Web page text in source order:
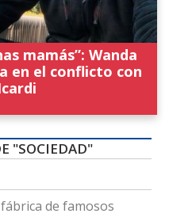
mamás”: Wanda
en el conflicto con
"SOCIEDAD"
de famosos